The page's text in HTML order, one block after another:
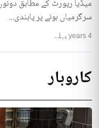
میڈیا رپورٹ کے مطابق
سرگرمیاں ہونے پر پابندی...
4 years پہلے
کاروبار